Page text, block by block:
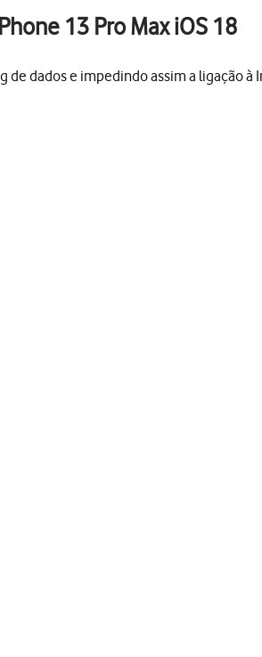
13 Pro Max iOS 18
dados e impedindo assim a ligação